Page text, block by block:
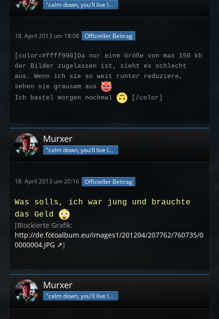
"calm down, you'll live longer"
18. April 2013 um 18:08 Offizieller Beitrag
[color=#ffff990]Da nur eine Größe von max 150 kb
der Bilder zugelassen ist, sieht es schlecht
aus. Wenn ich sie so weit runter reduziere,
sehen sie grausam aus
Ich bastel morgen nochmal
[/color]
Murxer
"calm down, you'll live longer"
18. April 2013 um 20:16 Offizieller Beitrag
Was solls, ich war jung und brauchte
das Geld
[Blockierte Grafik:
http://de.fotoalbum.eu/images1/201204/207762/760735/0
0000004.JPG
]
Murxer
"calm down, you'll live longer"